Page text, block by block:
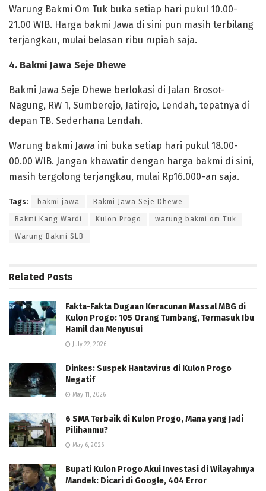
Warung Bakmi Om Tuk buka setiap hari pukul 10.00-
21.00 WIB. Harga bakmi Jawa di sini pun masih terbilang
terjangkau, mulai belasan ribu rupiah saja.
4. Bakmi Jawa Seje Dhewe
Bakmi Jawa Seje Dhewe berlokasi di Jalan Brosot-
Nagung, RW 1, Sumberejo, Jatirejo, Lendah, tepatnya di
depan TB. Sederhana Lendah.
Warung bakmi Jawa ini buka setiap hari pukul 18.00-
00.00 WIB. Jangan khawatir dengan harga bakmi di sini,
masih tergolong terjangkau, mulai Rp16.000-an saja.
Tags: bakmi jawa Bakmi Jawa Seje Dhewe
Bakmi Kang Wardi Kulon Progo warung bakmi om Tuk
Warung Bakmi SLB
Related Posts
Fakta-Fakta Dugaan Keracunan Massal MBG di
Kulon Progo: 105 Orang Tumbang, Termasuk Ibu
Hamil dan Menyusui
July 22, 2026
Dinkes: Suspek Hantavirus di Kulon Progo
Negatif
May 11, 2026
6 SMA Terbaik di Kulon Progo, Mana yang Jadi
Pilihanmu?
May 6, 2026
Bupati Kulon Progo Akui Investasi di Wilayahnya
Mandek: Dicari di Google, 404 Error